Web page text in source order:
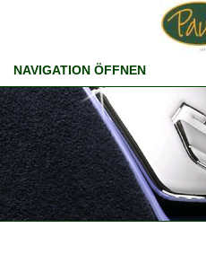
NAVIGATION ÖFFNEN